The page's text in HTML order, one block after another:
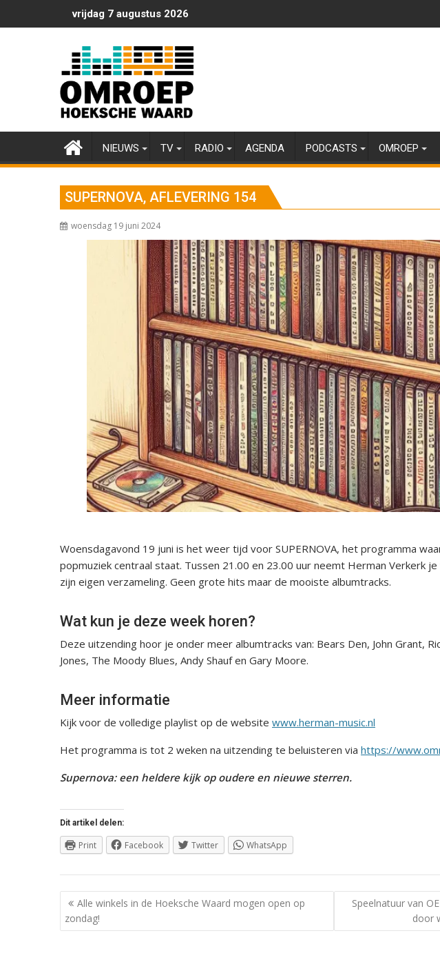
naar
vrijdag 7 augustus 2026
NIEUWS TV RADIO AGENDA PODCASTS OMROEP
SUPERNOVA, AFLEVERING 154
woensdag 19 juni 2024
Woensdagavond 19 juni is het weer tijd voor SUPERNOVA, het programma
popmuziek centraal staat. Tussen 21.00 en 23.00 uur neemt Herman Verkerk
zijn eigen verzameling. Geen grote hits maar de mooiste albumtracks.
Wat kun je deze week horen?
Deze uitzending hoor je onder meer albumtracks van: Bears Den, John Grant,
Jones, The Moody Blues, Andy Shauf en Gary Moore.
Meer informatie
Kijk voor de volledige playlist op de website www.herman-music.nl
Het programma is tot 2 weken na uitzending te beluisteren via https://
Supernova: een heldere kijk op oudere en nieuwe sterren.
Dit artikel delen:
Print Facebook Twitter WhatsApp
Berichtnavigatie
Alle winkels in de Hoeksche Waard mogen open op
zondag!
Speelnatuur van
door